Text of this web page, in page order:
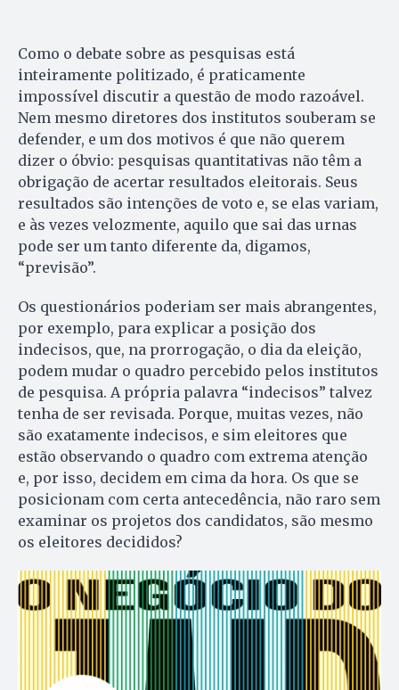
Como o debate sobre as pesquisas está
inteiramente politizado, é praticamente
impossível discutir a questão de modo razoável.
Nem mesmo diretores dos institutos souberam se
defender, e um dos motivos é que não querem
dizer o óbvio: pesquisas quantitativas não têm a
obrigação de acertar resultados eleitorais. Seus
resultados são intenções de voto e, se elas variam,
e às vezes velozmente, aquilo que sai das urnas
pode ser um tanto diferente da, digamos,
“previsão”.
Os questionários poderiam ser mais abrangentes,
por exemplo, para explicar a posição dos
indecisos, que, na prorrogação, o dia da eleição,
podem mudar o quadro percebido pelos institutos
de pesquisa. A própria palavra “indecisos” talvez
tenha de ser revisada. Porque, muitas vezes, não
são exatamente indecisos, e sim eleitores que
estão observando o quadro com extrema atenção
e, por isso, decidem em cima da hora. Os que se
posicionam com certa antecedência, não raro sem
examinar os projetos dos candidatos, são mesmo
os eleitores decididos?